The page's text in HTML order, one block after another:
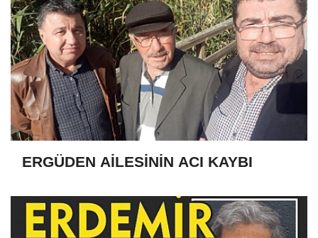
ERGÜDEN AİLESİNİN ACI KAYBI